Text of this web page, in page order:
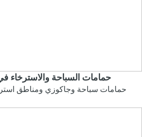
حمامات السباحة والاسترخاء